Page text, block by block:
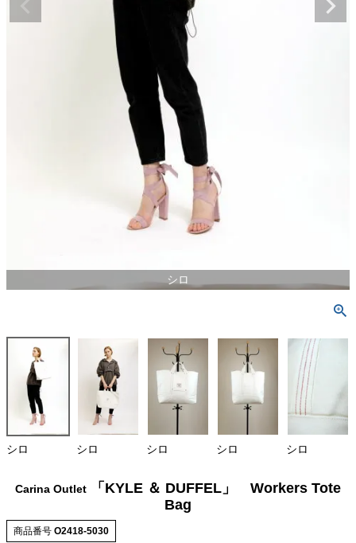
シロ
シロ シロ シロ シロ シロ
Carina Outlet
「KYLE ＆ DUFFEL」 Workers Tote
Bag
商品番号 O2418-5030